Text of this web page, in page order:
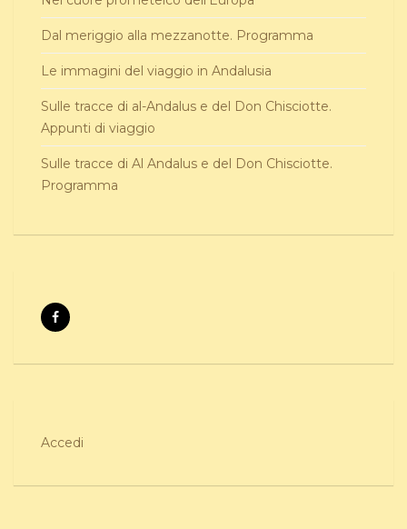
Dal meriggio alla mezzanotte. Programma
Le immagini del viaggio in Andalusia
Sulle tracce di al-Andalus e del Don Chisciotte.
Appunti di viaggio
Sulle tracce di Al Andalus e del Don Chisciotte.
Programma
Accedi